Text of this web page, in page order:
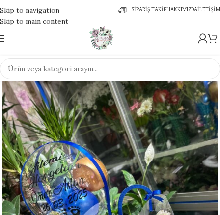
Skip to navigation
Skip to main content
SIPARIŞ TAKIPHAKKIMIZDAİLETIŞIM